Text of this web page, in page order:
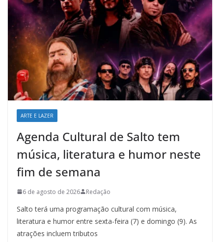
ARTE E LAZER
Agenda Cultural de Salto tem
música, literatura e humor neste
fim de semana
6 de agosto de 2026 Redação
Salto terá uma programação cultural com música,
literatura e humor entre sexta-feira (7) e domingo (9). As
atrações incluem tributos